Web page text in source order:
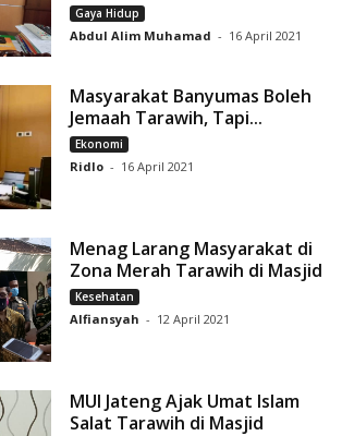
Gaya Hidup
Abdul Alim Muhamad - 16 April 2021
Masyarakat Banyumas Boleh
Jemaah Tarawih, Tapi...
Ekonomi
Ridlo - 16 April 2021
Menag Larang Masyarakat di
Zona Merah Tarawih di Masjid
Kesehatan
Alfiansyah - 12 April 2021
MUI Jateng Ajak Umat Islam
Salat Tarawih di Masjid